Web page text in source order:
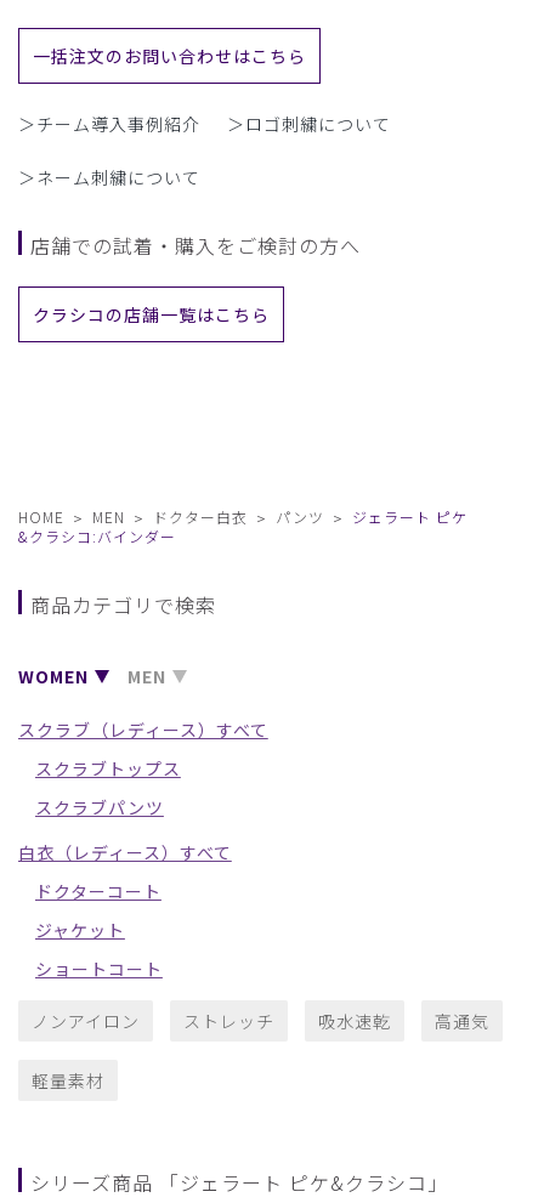
一括注文のお問い合わせはこちら
＞チーム導入事例紹介 ＞ロゴ刺繍について
＞ネーム刺繍について
店舗での試着・購入をご検討の方へ
クラシコの店舗一覧はこちら
HOME MEN ドクター白衣 パンツ
ジェラート ピケ
&クラシコ:バインダー
商品カテゴリで検索
WOMEN MEN
スクラブ（レディース）すべて
スクラブトップス
スクラブパンツ
白衣（レディース）すべて
ドクターコート
ジャケット
ショートコート
ノンアイロン ストレッチ 吸水速乾 高通気
軽量素材
シリーズ商品 「ジェラート ピケ&クラシコ」